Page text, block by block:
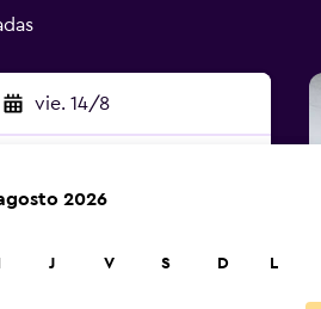
vie. 14/8
2026
J V S D L